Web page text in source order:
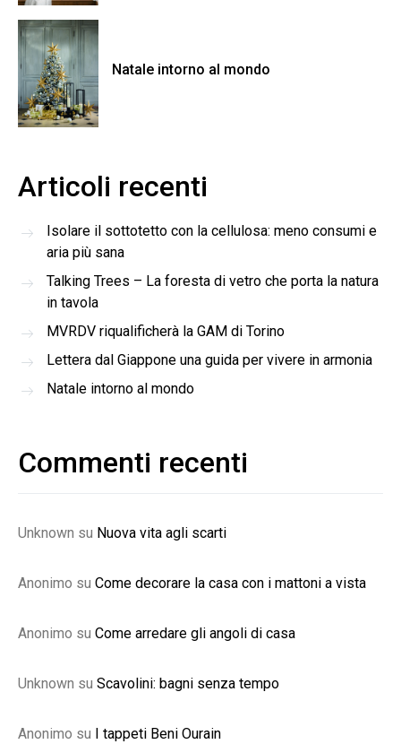
Natale intorno al mondo
Articoli recenti
Isolare il sottotetto con la cellulosa: meno consumi e
aria più sana
Talking Trees – La foresta di vetro che porta la natura
in tavola
MVRDV riqualificherà la GAM di Torino
Lettera dal Giappone una guida per vivere in armonia
Natale intorno al mondo
Commenti recenti
Unknown su Nuova vita agli scarti
Anonimo su Come decorare la casa con i mattoni a vista
Anonimo su Come arredare gli angoli di casa
Unknown su Scavolini: bagni senza tempo
Anonimo su I tappeti Beni Ourain